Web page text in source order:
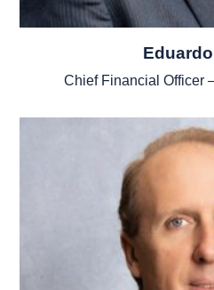
Chief Financial Officer